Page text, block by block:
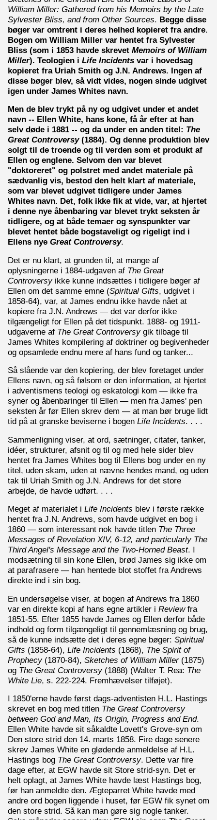
William Miller: Gathered from his Memoirs by the Late
Sylvester Bliss, and from Other Sources. Begge disse
bøger var omtrent i deres helhed kopieret fra andre.
Bogen om William Miller var hentet fra Sylvester
Bliss (som i 1853 havde skrevet Memoirs of William
Miller). Teologien i Life Incidents var i hovedsag
kopieret fra Uriah Smith og J.N. Andrews. Ingen af
disse bøger blev, så vidt vides, nogen sinde udgivet
igen under James Whites navn.
Men de blev trykt på ny og udgivet under et andet
navn -- Ellen White, hans kone, få år efter at han
selv døde i 1881 -- og da under en anden titel: The
Great Controversy(1884). Og denne produktion blev
solgt til de troende og til verden som et produkt af
Ellen og englene. Selvom den var blevet
"doktoreret" og polstret med andet materiale på
sædvanlig vis, bestod den helt klart af materiale,
som var blevet udgivet tidligere under James
Whites navn. Det, folk ikke fik at vide, var, at hjertet
i denne nye åbenbaring var blevet trykt seksten år
tidligere, og at både temaer og synspunkter var
blevet hentet både bogstaveligt og rigeligt ind i
Ellens nye Great Controversy.
Det er nu klart, at grunden til, at mange af
oplysningerne i 1884-udgaven af The Great
Controversyikke kunne indsættes i tidligere bøger af
Ellen om det samme emne (Spiritual Gifts, udgivet i
1858-64), var, at James endnu ikke havde nået at
kopiere fra J.N. Andrews — det var derfor ikke
tilgængeligt for Ellen på det tidspunkt. 1888- og 1911-
udgaverne af The Great Controversygik tilbage til
James Whites kompilering af doktriner og begivenheder
og opsamlede endnu mere af hans fund og tanker...
Så slående var den kopiering, der blev foretaget under
Ellens navn, og så følsom er den information, at hjertet
i adventismens teologi og eskatologi kom — ikke fra
syner og åbenbaringer til Ellen — men fra James' pen
seksten år før Ellen skrev dem — at man bør bruge lidt
tid på at granske beviserne i bogen Life Incidents. . . .
Sammenligning viser, at ord, sætninger, citater, tanker,
idéer, strukturer, afsnit og til og med hele sider blev
hentet fra James Whites bog til Ellens bog under en ny
titel, uden skam, uden at nævne hendes mand, og uden
tak til Uriah Smith og J.N. Andrews for det store
arbejde, de havde udført. . . .
Meget af materialet i Life Incidents blev i første række
hentet fra J.N. Andrews, som havde udgivet en bog i
1860 — som interessant nok havde titlen The Three
Messages of Revelation XIV, 6-12, and particularly The
Third Angel's Message and the Two-Horned Beast. I
modsætning til sin kone Ellen, brød James sig ikke om
at parafrasere — han hentede blot stoffet fra Andrews
direkte ind i sin bog.
En undersøgelse viser, at bogen af Andrews fra 1860
var en direkte kopi af hans egne artikler i Reviewfra
1851-55. Efter 1855 havde James og Ellen derfor både
indhold og form tilgængeligt til gennemlæsning og brug,
så de kunne indsætte det i deres egne bøger: Spiritual
Gifts (1858-64), Life Incidents (1868), The Spirit of
Prophecy(1870-84), Sketches of William Miller(1875)
og The Great Controversy(1888) (Walter T. Rea: The
White Lie, s. 222-224. Fremhævelser tilføjet).
I 1850'erne havde først dags-adventisten H.L. Hastings
skrevet en bog med titlen The Great Controversy
between God and Man, Its Origin, Progress and End.
Ellen White havde sit såkaldte Lovett's Grove-syn om
Den store strid den 14. marts 1858. Fire dage senere
skrev James White en glødende anmeldelse af H.L.
Hastings bog The Great Controversy. Dette var fire
dage efter, at EGW havde sit Store strid-syn. Det er
helt oplagt, at James White havde læst Hastings bog,
før han anmeldte den. Ægteparret White havde med
andre ord bogen liggende i huset, før EGW fik synet om
den store strid. Så kan man gøre sig nogle tanker.